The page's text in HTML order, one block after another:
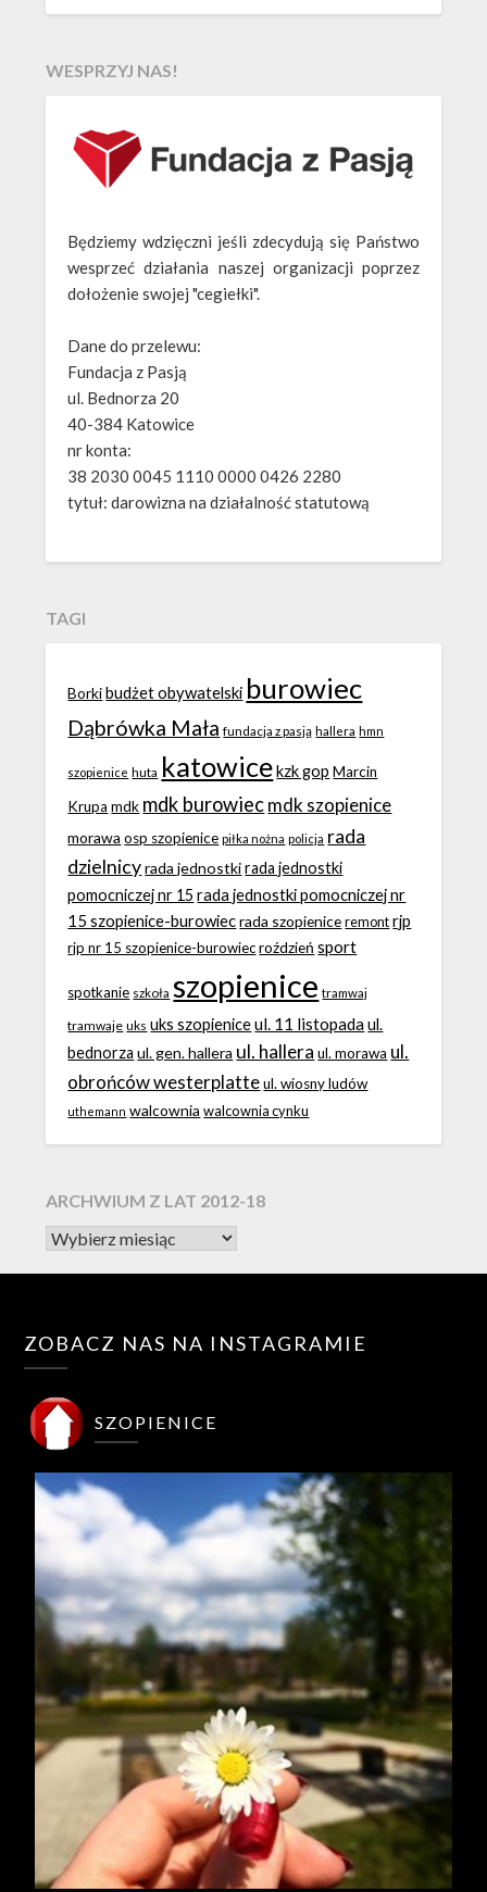
WESPRZYJ NAS!
Będziemy wdzięczni jeśli zdecydują się Państwo
wesprzeć działania naszej organizacji poprzez
dołożenie swojej "cegiełki".
Dane do przelewu:
Fundacja z Pasją
ul. Bednorza 20
40-384 Katowice
nr konta:
38 2030 0045 1110 0000 0426 2280
tytuł: darowizna na działalność statutową
TAGI
Borki budżet obywatelski burowiec
Dąbrówka Mała fundacja z pasją hallera hmn
szopienice huta katowice kzk gop Marcin
Krupa mdk mdk burowiecmdk szopienice
morawa osp szopienice piłka nożna policja rada
dzielnicy rada jednostki rada jednostki
pomocniczej nr 15 rada jednostki pomocniczej nr
15 szopienice-burowiec rada szopienice remont rjp
rjp nr 15 szopienice-burowiec roździeń sport
spotkanie szkoła szopienice tramwaj
tramwaje uks uks szopienice ul. 11 listopada ul.
bednorza ul. gen. hallera ul. hallera ul. morawa ul.
obrońców westerplatte ul. wiosny ludów
uthemann walcownia walcownia cynku
ARCHWIUM Z LAT 2012-18
ZOBACZ NAS NA INSTAGRAMIE
SZOPIENICE